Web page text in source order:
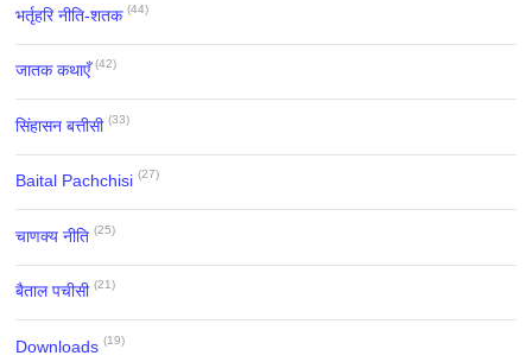
भर्तृहरि नीति-शतक (44)
जातक कथाएँ (42)
सिंहासन बत्तीसी (33)
Baital Pachchisi (27)
चाणक्य नीति (25)
बैताल पचीसी (21)
Downloads (19)